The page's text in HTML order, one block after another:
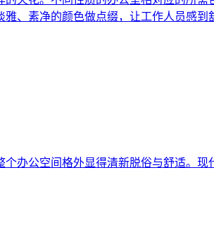
、素净的颜色做点缀，让工作人员感
办公空间格外显得清新脱俗与舒适。